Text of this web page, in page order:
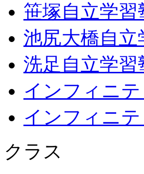
笹塚自立学習
池尻大橋自立
洗足自立学習
インフィニ
インフィニ
クラス